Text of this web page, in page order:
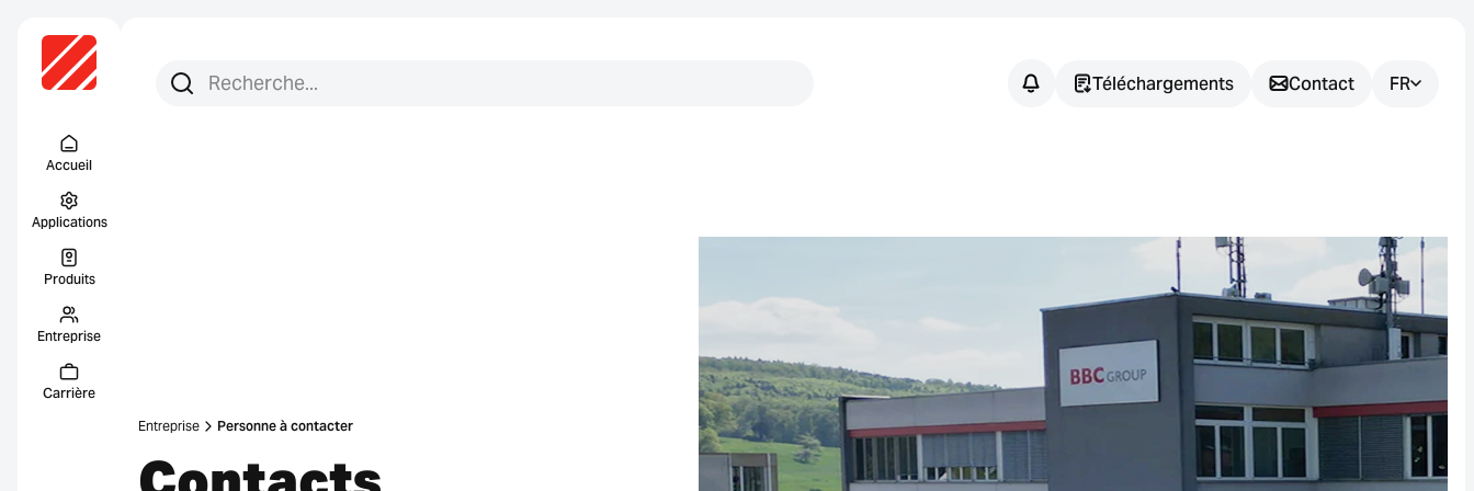
Accueil
Applications
Produits
Entreprise
Carrière
Recherchez :
Recherche
Téléchargements Contact FR
Entreprise Personne à contacter
questions ?
Nous vous aidons à trouver la
solution de capteur adaptée à
votre application.